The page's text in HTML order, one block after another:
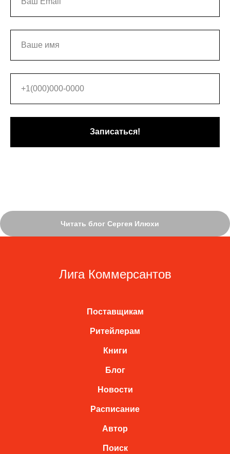
Записаться!
Читать блог Сергея Илюхи
Лига Коммерсантов
Поставщикам
Ритейлерам
Книги
Блог
Новости
Расписание
Автор
Поиск